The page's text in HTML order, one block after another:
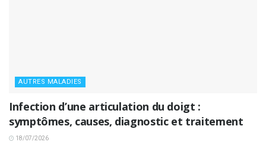
AUTRES MALADIES
Infection d’une articulation du doigt :
symptômes, causes, diagnostic et traitement
18/07/2026